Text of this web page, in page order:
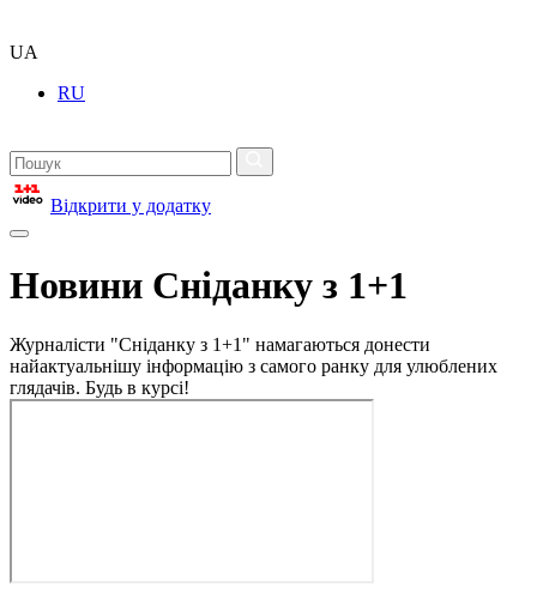
UA
RU
Відкрити у додатку
Новини Сніданку з 1+1
Журналісти "Сніданку з 1+1" намагаються донести
найактуальнішу інформацію з самого ранку для улюблених
глядачів. Будь в курсі!